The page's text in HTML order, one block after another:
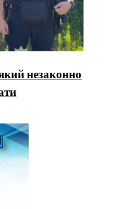
незаконно